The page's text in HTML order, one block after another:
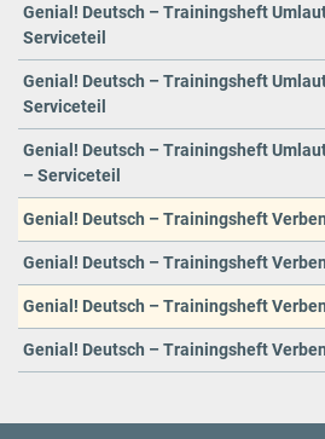
Genial! Deutsch – Trainingsheft
Serviceteil
Genial! Deutsch – Trainingsheft
Serviceteil
Genial! Deutsch – Trainingsheft
– Serviceteil
Genial! Deutsch – Trainingsheft
Genial! Deutsch – Trainingsheft
Genial! Deutsch – Trainingsheft
Genial! Deutsch – Trainingsheft